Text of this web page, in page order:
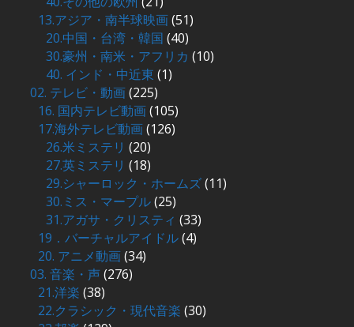
13.アジア・南半球映画(51)
20.中国・台湾・韓国 (40)
30.豪州・南米・アフリカ (10)
40. インド・中近東 (1)
02. テレビ・動画(225)
16. 国内テレビ動画(105)
17.海外テレビ動画(126)
26.米ミステリ (20)
27.英ミステリ (18)
29.シャーロック・ホームズ(11)
30.ミス・マープル(25)
31.アガサ・クリスティ (33)
19．バーチャルアイドル(4)
20. アニメ動画(34)
03. 音楽・声(276)
21.洋楽 (38)
22.クラシック・現代音楽 (30)